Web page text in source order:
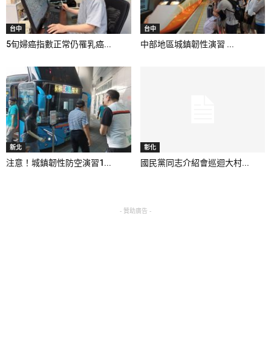
台中
5旬婦癌指數正常仍罹乳癌...
台中
中部地區城鎮韌性演習 ...
新北
注意！城鎮韌性防空演習1...
彰化
國民黨同志介紹會巡迴大村...
- 贊助廣告 -